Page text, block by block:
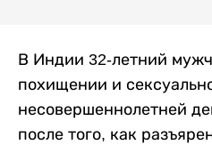
В Индии 32-летний
похищении и
несовершеннолетней
после того, как